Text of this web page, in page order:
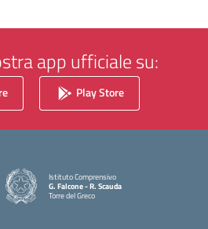
app ufficiale su:
Play Store
Istituto Comprensivo
G. Falcone - R. Scauda
Torre del Greco